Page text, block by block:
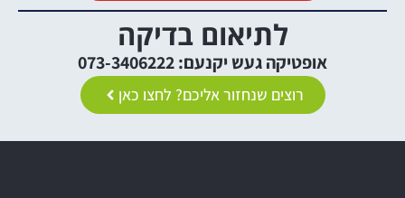
לתיאום בדיקה
אופטיקה געש יקנעם: 073-3406222
רוצים שנחזור אליכם? לחצו כאן